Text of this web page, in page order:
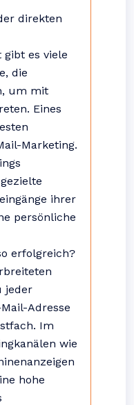
direkten
es viele
die
um mit
Eines
Marketing.
ihrer
persönliche
erfolgreich?
jeder
Adresse
Im
wie
hohe